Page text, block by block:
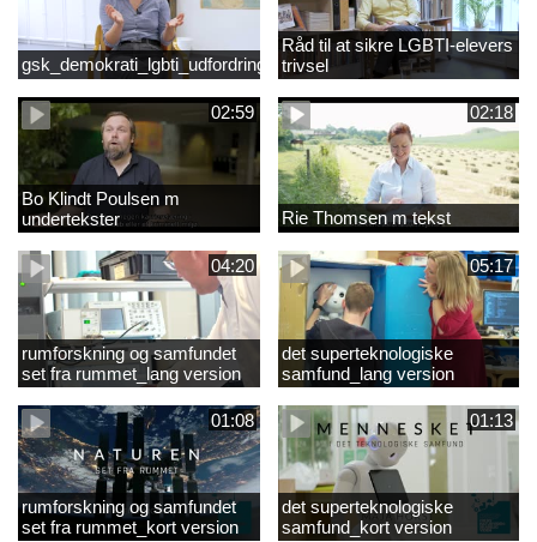
gsk_demokrati_lgbti_udfordringer
Råd til at sikre LGBTI-elevers
trivsel
02:59
Bo Klindt Poulsen m
undertekster
02:18
Rie Thomsen m tekst
04:20
rumforskning og samfundet
set fra rummet_lang version
05:17
det superteknologiske
samfund_lang version
01:08
rumforskning og samfundet
set fra rummet_kort version
01:13
det superteknologiske
samfund_kort version